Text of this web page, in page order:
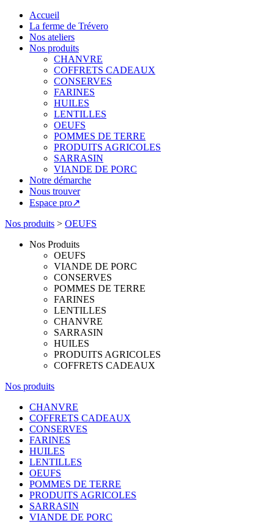
Accueil
La ferme de Trévero
Nos ateliers
Nos produits
CHANVRE
COFFRETS CADEAUX
CONSERVES
FARINES
HUILES
LENTILLES
OEUFS
POMMES DE TERRE
PRODUITS AGRICOLES
SARRASIN
VIANDE DE PORC
Notre démarche
Nous trouver
Espace pro↗
Nos produits > OEUFS
Nos Produits
OEUFS
VIANDE DE PORC
CONSERVES
POMMES DE TERRE
FARINES
LENTILLES
CHANVRE
SARRASIN
HUILES
PRODUITS AGRICOLES
COFFRETS CADEAUX
Nos produits
CHANVRE
COFFRETS CADEAUX
CONSERVES
FARINES
HUILES
LENTILLES
OEUFS
POMMES DE TERRE
PRODUITS AGRICOLES
SARRASIN
VIANDE DE PORC